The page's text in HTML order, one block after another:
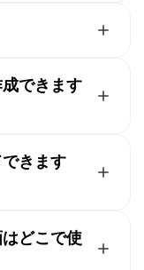
てのエクスポー
ードしましょ
リックして、下
い端と発光効
んで（保存され
ックなハイライ
たら、
できます
の描画を保存し
「Draw」をク
きます
ードできます。
画を見つけて、
どこで使